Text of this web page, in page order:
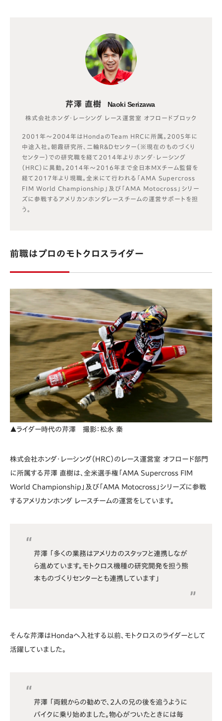
芹澤 直樹 Naoki Serizawa
株式会社ホンダ・レーシング レース運営室 オフロードブロック
2001年〜2004年はHondaのTeam HRCに所属。2005年に
中途入社。朝霞研究所、二輪R&Dセンター（※現在のものづくり
センター）での研究職を経て2014年よりホンダ・レーシング
（HRC）に異動。2014年〜2016年まで全日本MXチーム監督を
経て2017年より現職。全米にて行われる「AMA Supercross
FIM World Championship」及び「AMA Motocross」シリー
ズに参戦するアメリカンホンダレースチームの運営サポートを担
う。
前職はプロのモトクロスライダー
▲ライダー時代の芹澤 撮影：松永 秦
株式会社ホンダ・レーシング（HRC）のレース運営室 オフロード部門
に所属する芹澤 直樹は、全米選手権「AMA Supercross FIM
World Championship」及び「AMA Motocross」シリーズに参戦
するアメリカンホンダ レースチームの運営をしています。
芹澤 「多くの業務はアメリカのスタッフと連携しなが
ら進めています。モトクロス機種の研究開発を担う熊
本ものづくりセンターとも連携しています」
そんな芹澤はHondaへ入社する以前、モトクロスのライダーとして
活躍していました。
芹澤 「両親からの勧めで、2人の兄の後を追うように
バイクに乗り始めました。物心がついたときには毎